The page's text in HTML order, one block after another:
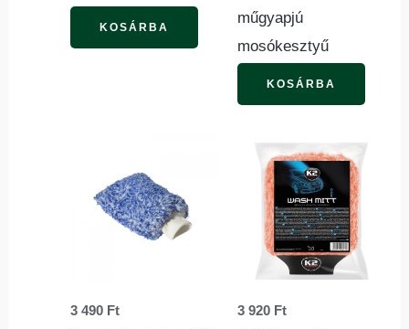
KOSÁRBA
műgyapjú
mosókesztyű
KOSÁRBA
3 490 Ft 3 920 Ft